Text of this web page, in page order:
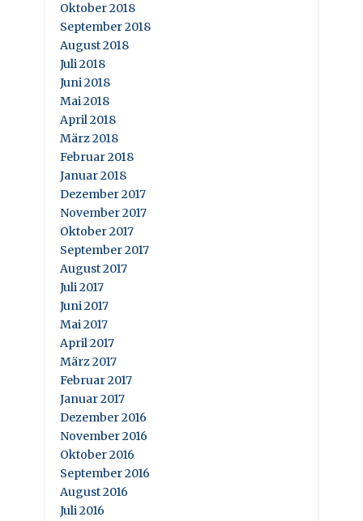
Oktober 2018
September 2018
August 2018
Juli 2018
Juni 2018
Mai 2018
April 2018
März 2018
Februar 2018
Januar 2018
Dezember 2017
November 2017
Oktober 2017
September 2017
August 2017
Juli 2017
Juni 2017
Mai 2017
April 2017
März 2017
Februar 2017
Januar 2017
Dezember 2016
November 2016
Oktober 2016
September 2016
August 2016
Juli 2016